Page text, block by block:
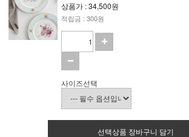
상품가 : 34,500원
적립금 : 300원
사이즈선택
선택상품 장바구니 담기